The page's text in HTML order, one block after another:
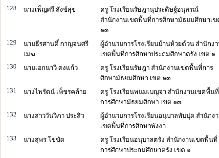
128
นางเพ็ญศรี สังข์สุข
ครู โรงเรียนรัษฎานุประดิษฐ์อนุสรณ์
สำนักงานเขตพื้นที่การศึกษามัธยมศึกษาเข
๑๓
129
นายธีรศานติ์ กาญจนศรี
เมฆ
ผู้อำนวยการโรงเรียนบ้านห้วยด้วน สำนักง
เขตพื้นที่การศึกษาประถมศึกษาตรัง เขต ๑
130
นายเอกนาวี คงแก้ว
ครู โรงเรียนรัษฎา สำนักงานเขตพื้นที่การ
ศึกษามัธยมศึกษา เขต ๑๓
131
นางไพรัตน์ เพ็ชรคล้าย
ครู โรงเรียนพนมเบญจา สำนักงานเขตพื้นที่
การศึกษามัธยมศึกษา เขต ๑๓
132
นางสาววันวิภา ประสิว
ผู้อำนวยการโรงเรียนอนุบาลทับปุด สำนักง
เขตพื้นที่การศึกษาพังงา
133
นางสุพร โขขัด
ครู โรงเรียนอนุบาลตรัง สำนักงานเขตพื้นที่
การศึกษาประถมศึกษาตรัง เขต ๑